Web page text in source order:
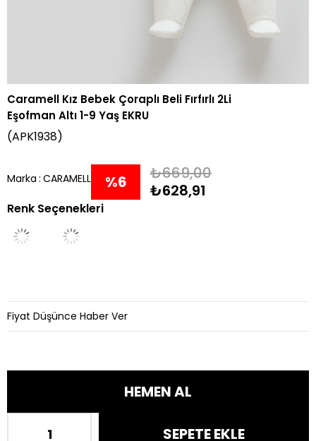
Caramell Kız Bebek Çoraplı Beli Fırfırlı 2Li
Eşofman Altı 1-9 Yaş EKRU
(APK1938)
Marka : CARAMELL %6
İndirim
₺669,00
₺628,91
Renk Seçenekleri
Fiyat Düşünce Haber Ver